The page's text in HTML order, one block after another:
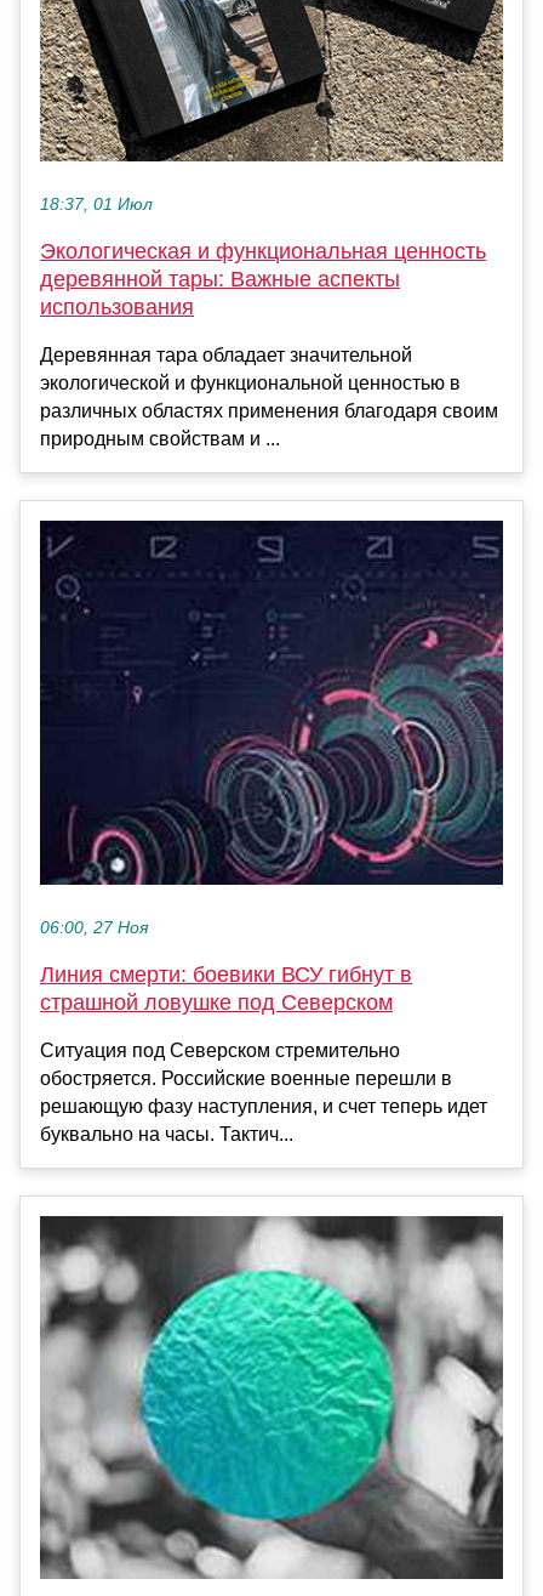
18:37, 01 Июл
Экологическая и функциональная ценность
деревянной тары: Важные аспекты
использования
Деревянная тара обладает значительной
экологической и функциональной ценностью в
различных областях применения благодаря своим
природным свойствам и ...
06:00, 27 Ноя
Линия смерти: боевики ВСУ гибнут в
страшной ловушке под Северском
Ситуация под Северском стремительно
обостряется. Российские военные перешли в
решающую фазу наступления, и счет теперь идет
буквально на часы. Тактич...